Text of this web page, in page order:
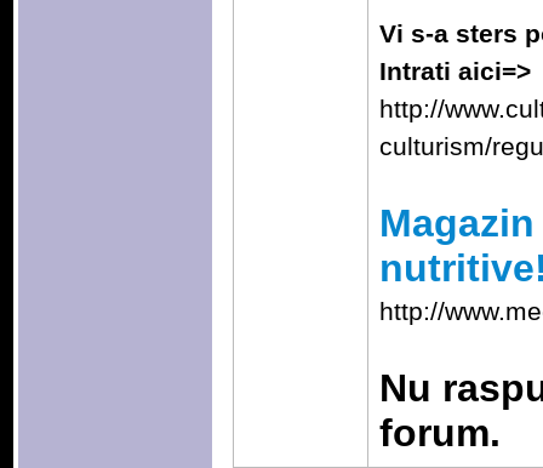
Vi s-a sters
Intrati aici=>
http://
culturism/
http://
Nu
forum.